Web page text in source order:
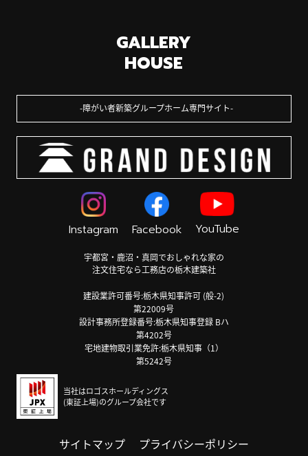
GALLERY
HOUSE
障がい者新築グループホーム専門サイト
Instagram Facebook YouTube
宇都宮・鹿沼・真岡でおしゃれな家の
注文住宅なら工務店の栃木建築社
建設業許可番号:栃木県知事許可 (般-2)
第22009号
設計事務所登録番号:栃木県知事登録 Bハ
第4202号
宅地建物取引業免許:栃木県知事（1）
第5242号
当社はロゴスホールディングス
(東証上場)のグループ会社です
サイトマップ プライバシーポリシー